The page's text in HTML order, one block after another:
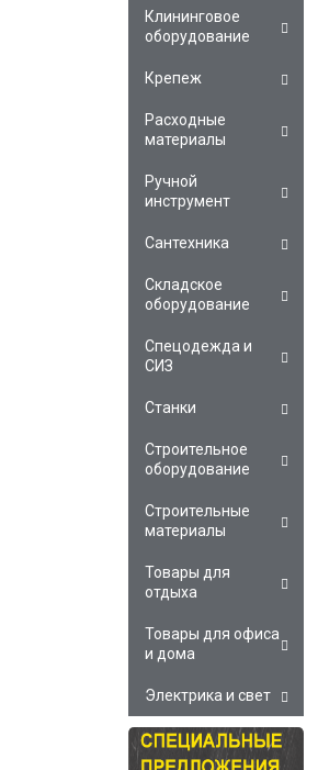
Клининговое
оборудование
Крепеж
Расходные
материалы
Ручной
инструмент
Сантехника
Складское
оборудование
Спецодежда и
СИЗ
Станки
Строительное
оборудование
Строительные
материалы
Товары для
отдыха
Товары для офиса
и дома
Электрика и свет